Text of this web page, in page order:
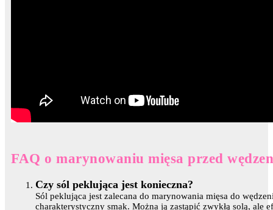
FAQ o marynowaniu mięsa przed
Czy sól peklująca jest konieczna?
Sól peklująca jest zalecana do marynowania mięsa do
charakterystyczny smak. Można ją zastąpić zwykłą solą, ale